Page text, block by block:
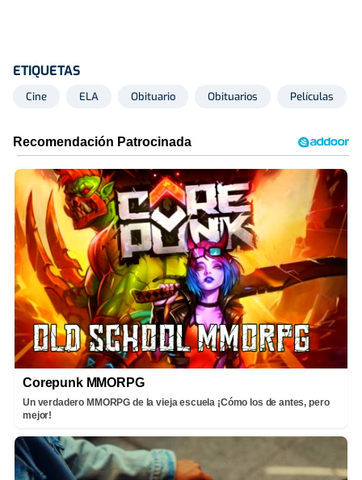
ETIQUETAS
Cine ELA Obituario Obituarios Películas
Corepunk MMORPG
Un verdadero MMORPG de la vieja escuela ¡Cómo los de antes, pero
mejor!